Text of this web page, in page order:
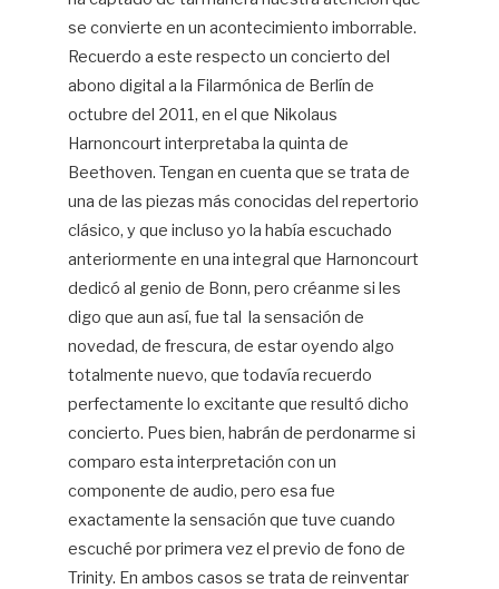
se convierte en un acontecimiento imborrable.
Recuerdo a este respecto un concierto del
abono digital a la Filarmónica de Berlín de
octubre del 2011, en el que Nikolaus
Harnoncourt interpretaba la quinta de
Beethoven. Tengan en cuenta que se trata de
una de las piezas más conocidas del repertorio
clásico, y que incluso yo la había escuchado
anteriormente en una integral que Harnoncourt
dedicó al genio de Bonn, pero créanme si les
digo que aun así, fue tal la sensación de
novedad, de frescura, de estar oyendo algo
totalmente nuevo, que todavía recuerdo
perfectamente lo excitante que resultó dicho
concierto. Pues bien, habrán de perdonarme si
comparo esta interpretación con un
componente de audio, pero esa fue
exactamente la sensación que tuve cuando
escuché por primera vez el previo de fono de
Trinity. En ambos casos se trata de reinventar